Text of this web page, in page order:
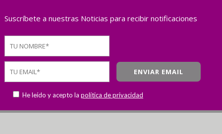
Suscríbete a nuestras Noticias para recibir notificaciones
He leído y acepto la política de privacidad